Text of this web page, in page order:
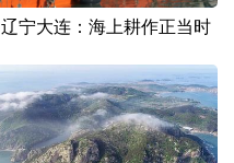
辽宁大连：海上耕作正当时